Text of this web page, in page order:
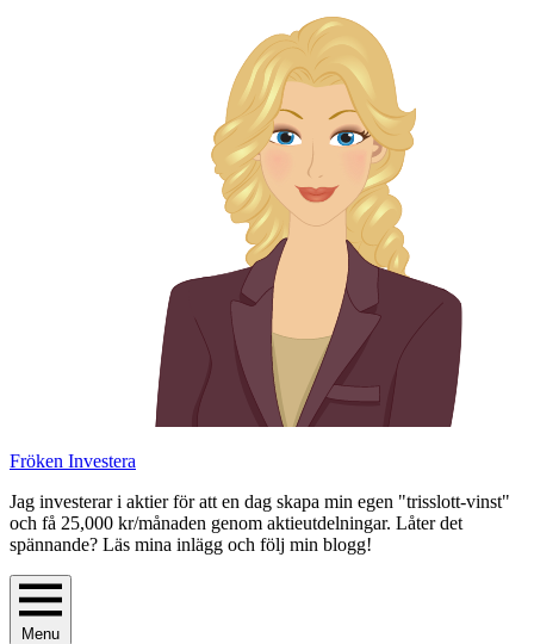
Fröken Investera
Jag investerar i aktier för att en dag skapa min egen "trisslott-vinst"
och få 25,000 kr/månaden genom aktieutdelningar. Låter det
spännande? Läs mina inlägg och följ min blogg!
Menu